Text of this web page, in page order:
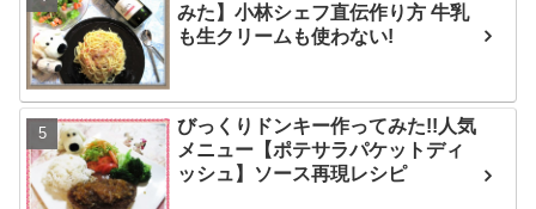
みた】小林シェフ直伝作り方 牛乳
も生クリームも使わない!
びっくりドンキー作ってみた!!人気
メニュー【ポテサラパケットディ
ッシュ】ソース再現レシピ